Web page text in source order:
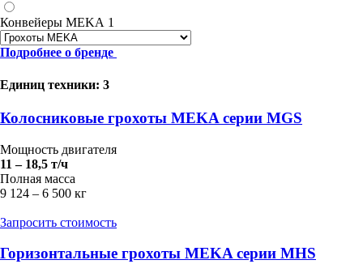
Конвейеры MEKA 1
Подробнее о бренде
Единиц техники: 3
Колосниковые грохоты MEKA серии MGS
Мощность двигателя
11 – 18,5 т/ч
Полная масса
9 124 – 6 500 кг
Запросить стоимость
Горизонтальные грохоты MEKA серии MHS